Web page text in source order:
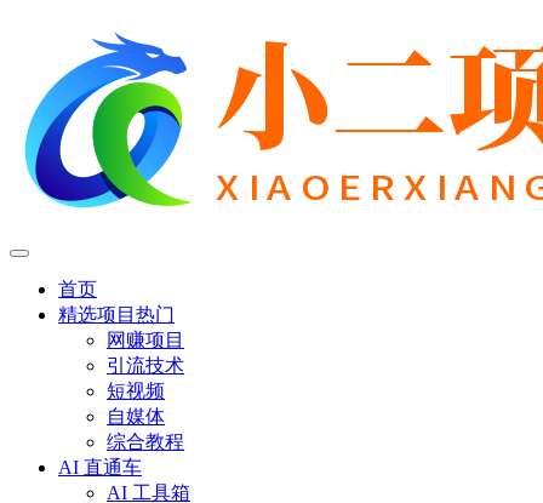
首页
精选项目 热门
网赚项目
引流技术
短视频
自媒体
综合教程
AI 直通车
AI 工具箱